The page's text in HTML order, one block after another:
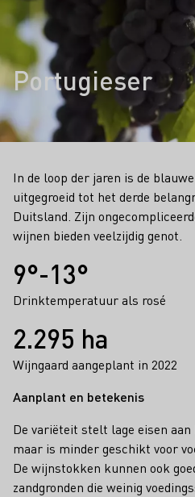
Portugieser
In de loop der jaren is de
uitgegroeid tot het derde
Duitsland. Zijn
wijnen bieden veelzijdig genot.
Feiten
9°-13°
Drinktemperatuur als rosé
2.295 ha
Wijngaard aangeplant in 2022
Aanplant en betekenis
De variëteit stelt lage eisen aan
maar is minder geschikt voor
De wijnstokken kunnen ook
zandgronden die weinig